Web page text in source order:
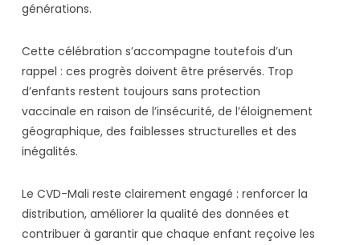
générations.
Cette célébration s’accompagne toutefois d’un
rappel : ces progrès doivent être préservés. Trop
d’enfants restent toujours sans protection
vaccinale en raison de l’insécurité, de l’éloignement
géographique, des faiblesses structurelles et des
inégalités.
Le CVD-Mali reste clairement engagé : renforcer la
distribution, améliorer la qualité des données et
contribuer à garantir que chaque enfant reçoive les